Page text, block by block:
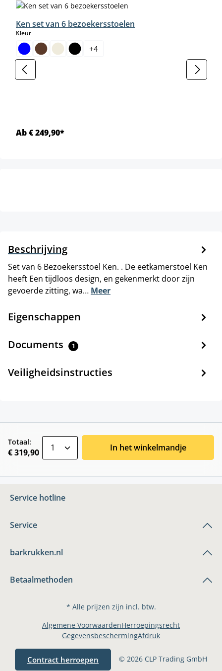
Ken set van 6 bezoekersstoelen
Kleurselect
+4
Ab € 249,90*
Beschrijving
Set van 6 Bezoekersstoel Ken. . De eetkamerstoel Ken
heeft Een tijdloos design, en gekenmerkt door zijn
gevoerde zitting, wa… Meer
Eigenschappen
Documents 1
Veiligheidsinstructies
Totaal:
€ 319,90 In het winkelmandje
Service hotline
Service
barkrukken.nl
Betaalmethoden
* Alle prijzen zijn incl. btw.
Contract herroepen © 2026 CLP Trading GmbH
Algemene VoorwaardenHerroepingsrecht
GegevensbeschermingAfdruk